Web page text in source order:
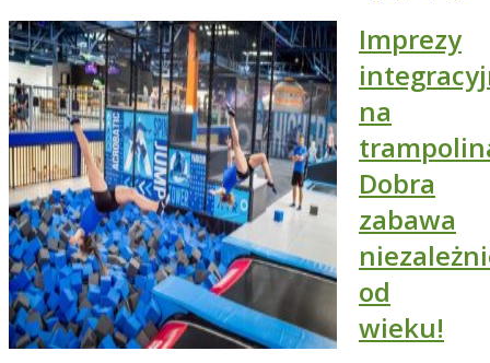
Imprezy
na
Dobra
zabawa
od
wieku!